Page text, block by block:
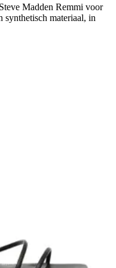
Madden Remmi voor
synthetisch materiaal, in